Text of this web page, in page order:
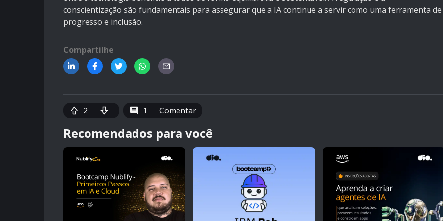
conscientização são fundamentais para assegurar que a IA continue a servir como uma ferramenta de
progresso e inclusão.
Compartilhe
2 1 Comentar
Recomendados para você